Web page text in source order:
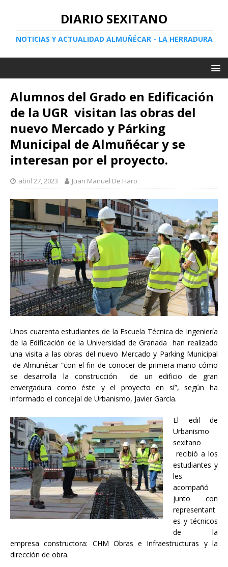
DIARIO SEXITANO
NOTICIAS Y ACTUALIDAD ALMUÑÉCAR - LA HERRADURA
Alumnos del Grado en Edificación
de la UGR visitan las obras del
nuevo Mercado y Párking
Municipal de Almuñécar y se
interesan por el proyecto.
abril 27, 2023 Juan Manuel De Haro
Unos cuarenta estudiantes de la Escuela Técnica de Ingeniería
de la Edificación de la Universidad de Granada han realizado
una visita a las obras del nuevo Mercado y Parking Municipal
de Almuñécar “con el fin de conocer de primera mano cómo
se desarrolla la construcción de un edificio de gran
envergadura como éste y el proyecto en sí”, según ha
informado el concejal de Urbanismo, Javier García.
El edil de
Urbanismo
sexitano
recibió a los
estudiantes y
les
acompañó
junto con
representant
es y técnicos
de la
empresa constructora: CHM Obras e Infraestructuras y la
dirección de obra.